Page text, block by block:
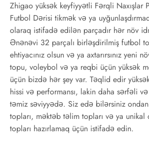
Zhigao yüksək keyfiyyətli Fərqli Naxışlar
Futbol Dərisi tikmək və ya
olaraq istifadə edilən parçadır hər növ
Ənənəvi 32 parçalı birləşdirilmiş futbol
ehtiyacınız olsun və ya axtarırsınız yeni
topu, voleybol və ya reqbi üçün yüksək
üçün bizdə hər şey var. Təqlid edir
hissi və performansı, lakin daha sərfəli
təmiz səviyyədə. Siz edə bilərsiniz
topları, məktəb təlim topları və ya unikal
topları hazırlamaq üçün istifadə edin.